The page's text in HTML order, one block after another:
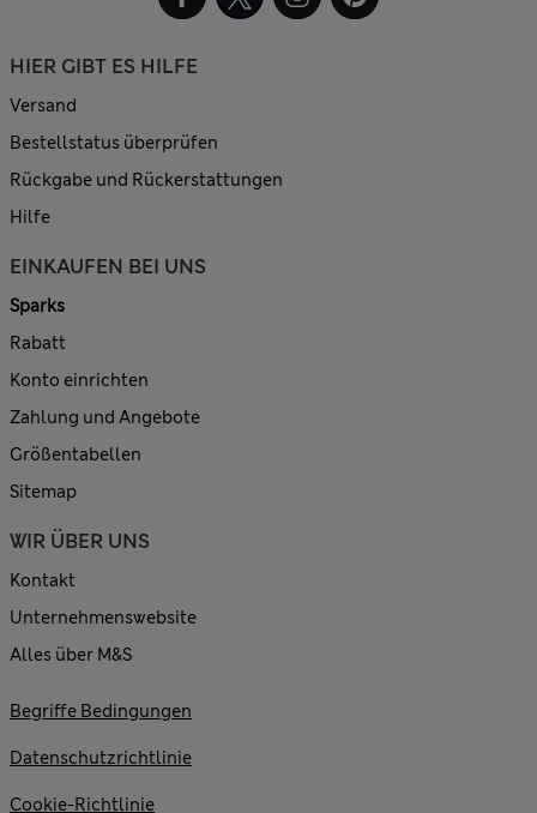
HIER GIBT ES HILFE
Versand
Bestellstatus überprüfen
Rückgabe und Rückerstattungen
Hilfe
EINKAUFEN BEI UNS
Sparks
Rabatt
Konto einrichten
Zahlung und Angebote
Größentabellen
Sitemap
WIR ÜBER UNS
Kontakt
Unternehmenswebsite
Alles über M&S
Begriffe Bedingungen
Datenschutzrichtlinie
Cookie-Richtlinie